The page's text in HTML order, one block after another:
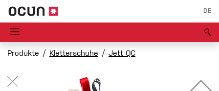
DE
Produkte Kletterschuhe Jett QC